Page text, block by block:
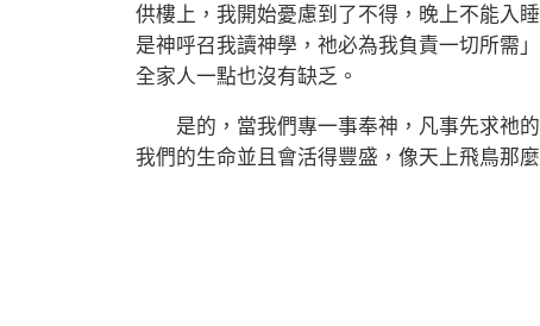
供樓上，我開始憂慮到了不得，晚上不能入
是神呼召我讀神學，祂必為我負責一切所需
全家人一點也沒有缺乏。
是的，當我們專一事奉神，凡事先求祂的
我們的生命並且會活得豐盛，像天上飛鳥那